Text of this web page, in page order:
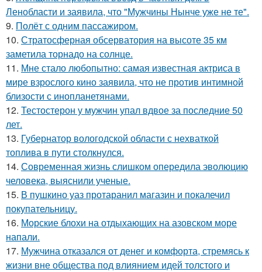
Ленобласти и заявила, что "Мужчины Нынче уже не те".
9. Полёт с одним пассажиром.
10. Стратосферная обсерватория на высоте 35 км
заметила торнадо на солнце.
11. Мне стало любопытно: самая известная актриса в
мире взрослого кино заявила, что не против интимной
близости с инопланетянами.
12. Тестостерон у мужчин упал вдвое за последние 50
лет.
13. Губернатор вологодской области с нехваткой
топлива в пути столкнулся.
14. Современная жизнь слишком опередила эволюцию
человека, выяснили ученые.
15. В пушкино уаз протаранил магазин и покалечил
покупательницу.
16. Морские блохи на отдыхающих на азовском море
напали.
17. Мужчина отказался от денег и комфорта, стремясь к
жизни вне общества под влиянием идей толстого и